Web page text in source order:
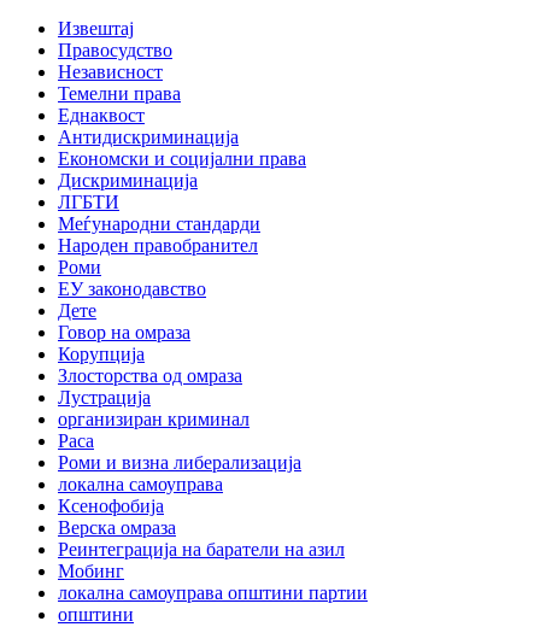
Извештај
Правосудство
Независност
Темелни права
Еднаквост
Антидискриминација
Економски и социјални права
Дискриминација
ЛГБТИ
Меѓународни стандарди
Народен правобранител
Роми
ЕУ законодавство
Дете
Говор на омраза
Корупција
Злосторства од омраза
Лустрација
организиран криминал
Раса
Роми и визна либерализација
локална самоуправа
Ксенофобија
Верска омраза
Реинтеграција на баратели на азил
Мобинг
локална самоуправа општини партии
општини